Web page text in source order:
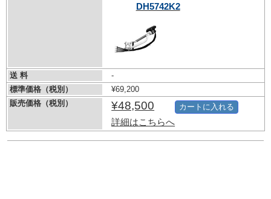
DH5742K2
送 料
-
標準価格（税別）
¥69,200
販売価格（税別）
¥48,500
詳細はこちらへ
カートに入れる